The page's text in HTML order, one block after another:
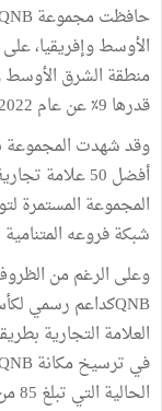
الأوسط وإفريقيا،
قدرها 9٪ عن عام 2022.
أفضل 50
المجموعة المستمرة
شبكة فروعه المتنامية
وعلى الرغم من الظروف
العلامة التجارية
الحالية التي تبلغ 85 من أصل 100 (AAA).